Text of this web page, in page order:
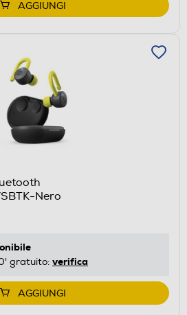
AGGIUNGI
Nero
gratuito: verifica
AGGIUNGI